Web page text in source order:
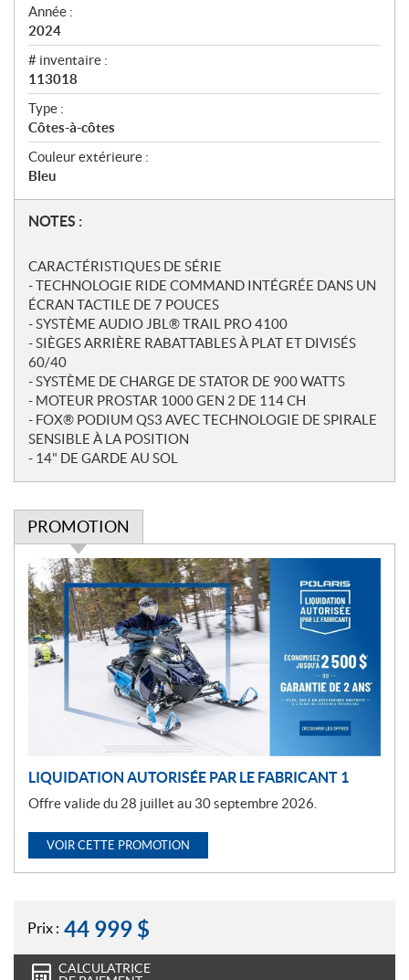
Année :
2024
# inventaire :
113018
Type :
Côtes-à-côtes
Couleur extérieure :
Bleu
N
t
e
s
NOTES :
CARACTÉRISTIQUES DE SÉRIE
- TECHNOLOGIE RIDE COMMAND INTÉGRÉE DANS UN
ÉCRAN TACTILE DE 7 POUCES
- SYSTÈME AUDIO JBL® TRAIL PRO 4100
- SIÈGES ARRIÈRE RABATTABLES À PLAT ET DIVISÉS
60/40
- SYSTÈME DE CHARGE DE STATOR DE 900 WATTS
- MOTEUR PROSTAR 1000 GEN 2 DE 114 CH
- FOX® PODIUM QS3 AVEC TECHNOLOGIE DE SPIRALE
SENSIBLE À LA POSITION
- 14" DE GARDE AU SOL
PROMOTION
P
r
o
m
o
t
LIQUIDATION AUTORISÉE PAR LE FABRICANT 1
Offre valide du 28 juillet au 30 septembre 2026.
VOIR CETTE PROMOTION
Prix : 44 999 $
CALCULATRICE